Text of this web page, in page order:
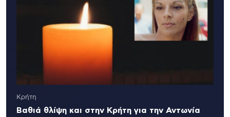
Κρήτη
Βαθιά θλίψη και στην Κρήτη για την Αντωνία